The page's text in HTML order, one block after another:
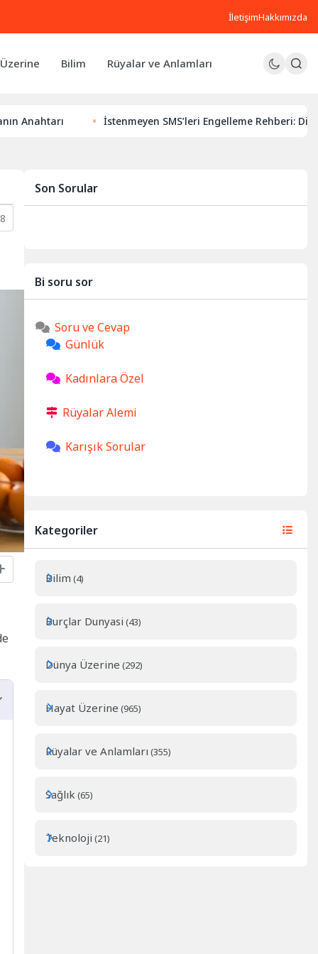
İletişimHakkımızda
Bilim Rüyalar ve Anlamları
İstenmeyen SMS’leri Engelleme Rehberi: Dijital
8
Son Sorular
Bi soru sor
Soru ve Cevap
Günlük
Kadınlara Özel
Rüyalar Alemi
Karışık Sorular
Kategoriler
Bilim (4)
Burçlar Dunyasi (43)
Dünya Üzerine (292)
Hayat Üzerine (965)
Rüyalar ve Anlamları (355)
Sağlık (65)
Teknoloji (21)